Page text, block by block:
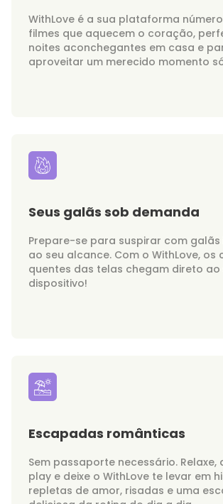
WithLove é a sua plataforma
filmes que aquecem o coração,
noites aconchegantes em casa e
aproveitar um merecido momento
Seus galãs sob demanda
Prepare-se para suspirar com galãs
ao seu alcance. Com o WithLove, os
quentes das telas chegam direto ao
dispositivo!
Escapadas românticas
Sem passaporte necessário. Relaxe,
play e deixe o WithLove te levar em
repletas de amor, risadas e uma